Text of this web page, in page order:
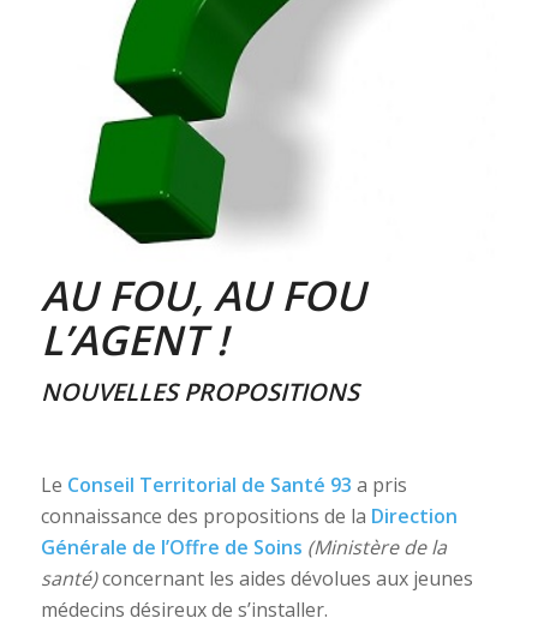
AU FOU, AU FOU
L’AGENT !
NOUVELLES PROPOSITIONS
Le Conseil Territorial de Santé 93 a pris
connaissance des propositions de la Direction
Générale de l’Offre de Soins (Ministère de la
santé)concernant les aides dévolues aux jeunes
médecins désireux de s’installer.